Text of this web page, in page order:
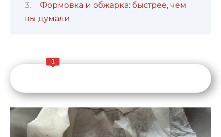
Формовка и обжарка: быстрее, чем
вы думали
1